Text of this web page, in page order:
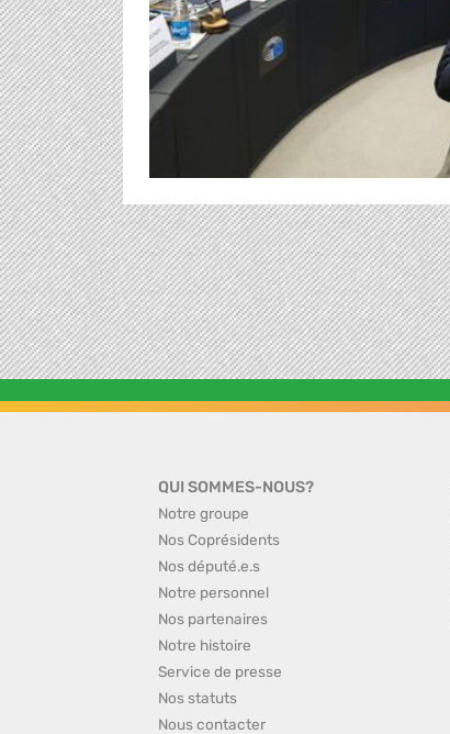
QUI SOMMES-NOUS?
Notre groupe
Nos Coprésidents
Nos député.e.s
Notre personnel
Nos partenaires
Notre histoire
Service de presse
Nos statuts
Nous contacter